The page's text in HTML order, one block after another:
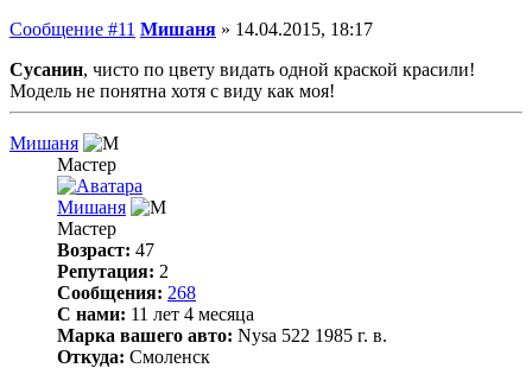
Сообщение #11 Мишаня » 14.04.2015, 18:17
Сусанин, чисто по цвету видать одной краской красили!
Модель не понятна хотя с виду как моя!
Мишаня
Мастер
Мишаня
Мастер
Возраст: 47
Репутация: 2
Сообщения: 268
С нами: 11 лет 4 месяца
Марка вашего авто: Nysa 522 1985 г. в.
Откуда: Смоленск